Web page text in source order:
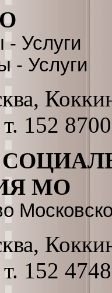
- Услуги
- Услуги
152 8700
МО
152 4748